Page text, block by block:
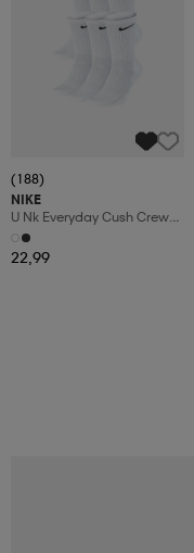
(188)
NIKE
U Nk Everyday Cush Crew
6pr-Bd
22,99